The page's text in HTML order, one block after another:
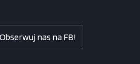
Obserwuj nas na FB!